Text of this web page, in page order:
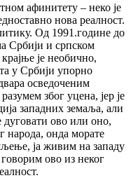
афинитету – неко је
нова реалност.
Од 1991.године до
Србији и српском
је необично,
у Србији упорно
осведоченим
због уцена, јер је
западних земаља, али
ово или оно,
народа, онда морате
ја живим на западу
ово из неког